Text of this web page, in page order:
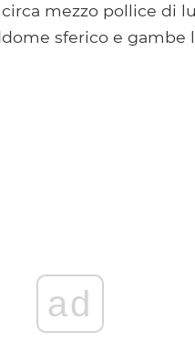
mezzo pollice di
sferico e gambe
ad